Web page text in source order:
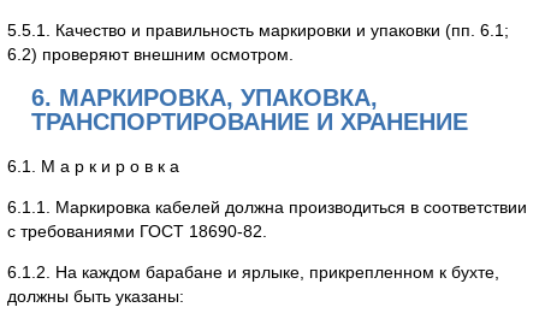
5.5.1. Качество и правильность маркировки и упаковки (пп. 6.1;
6.2) проверяют внешним осмотром.
6. МАРКИРОВКА, УПАКОВКА,
ТРАНСПОРТИРОВАНИЕ И ХРАНЕНИЕ
6.1. М а р к и р о в к а
6.1.1. Маркировка кабелей должна производиться в соответствии
с требованиями ГОСТ 18690-82.
6.1.2. На каждом барабане и ярлыке, прикрепленном к бухте,
должны быть указаны: